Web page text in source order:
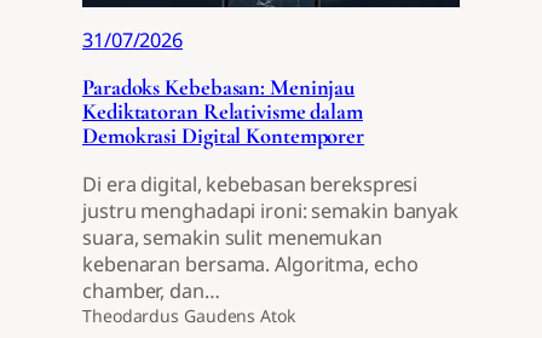
31/07/2026
Paradoks Kebebasan: Meninjau
Kediktatoran Relativisme dalam
Demokrasi Digital Kontemporer
Di era digital, kebebasan berekspresi
justru menghadapi ironi: semakin banyak
suara, semakin sulit menemukan
kebenaran bersama. Algoritma, echo
chamber, dan…
Theodardus Gaudens Atok